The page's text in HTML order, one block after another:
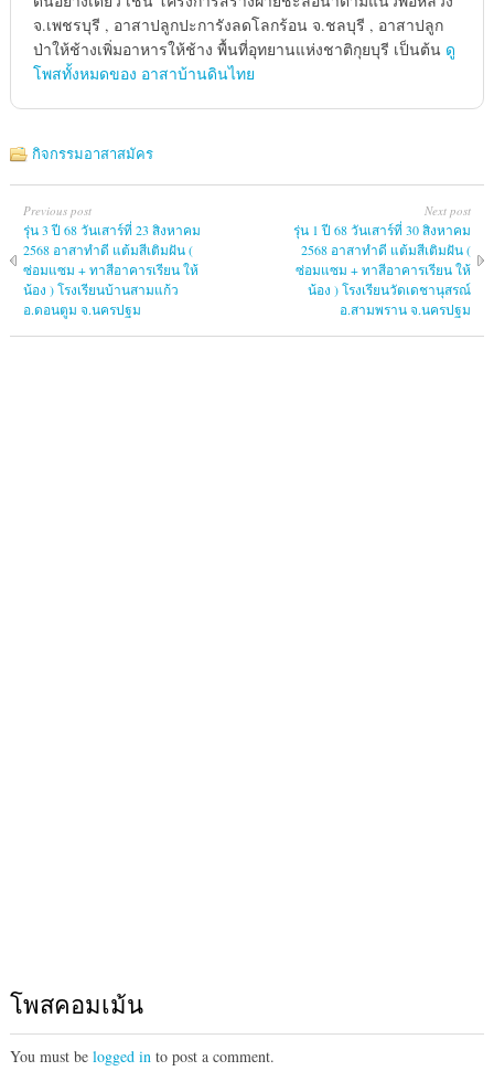
จ.เพชรบุรี , อาสาปลูกปะการังลดโลกร้อน จ.ชลบุรี , อาสาปลูก
ป่าให้ช้างเพิ่มอาหารให้ช้าง พื้นที่อุทยานแห่งชาติกุยบุรี เป็นต้น ดู
โพสทั้งหมดของ อาสาบ้านดินไทย
กิจกรรมอาสาสมัคร
Previous post
รุ่น 3 ปี 68 วันเสาร์ที่ 23 สิงหาคม
2568 อาสาทำดี แต้มสีเติมฝัน (
ซ่อมแซม + ทาสีอาคารเรียน ให้
น้อง ) โรงเรียนบ้านสามแก้ว
อ.ดอนตูม จ.นครปฐม
Next post
รุ่น 1 ปี 68 วันเสาร์ที่ 30 สิงหาคม
2568 อาสาทำดี แต้มสีเติมฝัน (
ซ่อมแซม + ทาสีอาคารเรียน ให้
น้อง ) โรงเรียนวัดเดชานุสรณ์
อ.สามพราน จ.นครปฐม
โพสคอมเม้น
You must be logged into post a comment.